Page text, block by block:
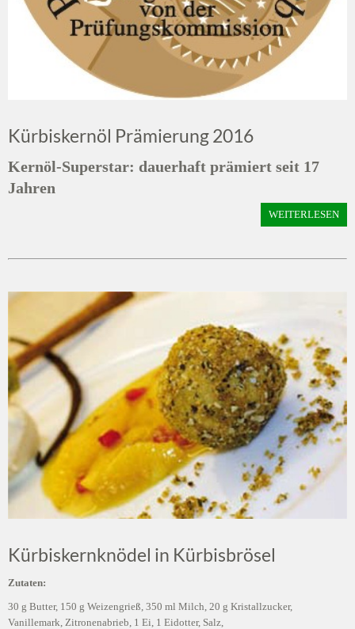
Kürbiskernöl Prämierung 2016
Kernöl-Superstar: dauerhaft prämiert seit 17
Jahren
WEITERLESEN
Kürbiskernknödel in Kürbisbrösel
Zutaten:
30 g Butter, 150 g Weizengrieß, 350 ml Milch, 20 g Kristallzucker,
Vanillemark, Zitronenabrieb, 1 Ei, 1 Eidotter, Salz,